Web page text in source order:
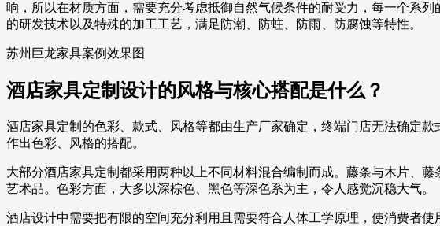
响，所以在材质方面，需要充分考虑抵御自然气候条件的耐受力，每一个系
的研发技术以及特殊的加工工艺，满足防潮、防蛀、防雨、防腐蚀等特性。
苏州巨龙家具案例效果图
酒店家具定制设计的风格与核心搭配是什么？
酒店家具定制的色彩、款式、风格等都由生产厂家确定，终端门店无法确定
作出色彩、风格的搭配。
大部分酒店家具定制都采用两种以上不同材料混合编制而成。藤条与木片、
艺术品。色彩方面，大多以深棕色、黑色等深色系为主，令人感觉沉稳大气。
酒店设计中需要把有限的空间充分利用且需要符合人体工学原理，使消费者